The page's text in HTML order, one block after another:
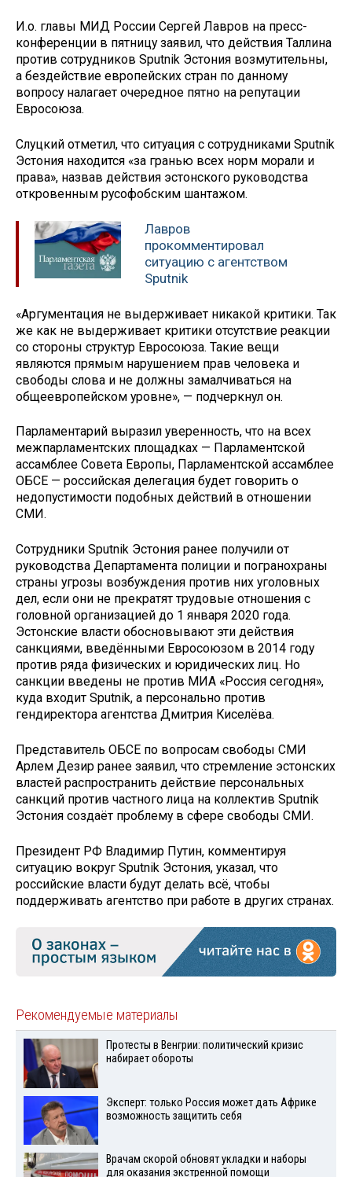
И.о. главы МИД России Сергей Лавров на пресс-
конференции в пятницу заявил, что действия Таллина
против сотрудников Sputnik Эстония возмутительны,
а бездействие европейских стран по данному
вопросу налагает очередное пятно на репутации
Евросоюза.
Слуцкий отметил, что ситуация с сотрудниками Sputnik
Эстония находится «за гранью всех норм морали и
права», назвав действия эстонского руководства
откровенным русофобским шантажом.
Лавров
прокомментировал
ситуацию с агентством
Sputnik
«Аргументация не выдерживает никакой критики. Так
же как не выдерживает критики отсутствие реакции
со стороны структур Евросоюза. Такие вещи
являются прямым нарушением прав человека и
свободы слова и не должны замалчиваться на
общеевропейском уровне», — подчеркнул он.
Парламентарий выразил уверенность, что на всех
межпарламентских площадках — Парламентской
ассамблее Совета Европы, Парламентской ассамблее
ОБСЕ — российская делегация будет говорить о
недопустимости подобных действий в отношении
СМИ.
Сотрудники Sputnik Эстония ранее получили от
руководства Департамента полиции и погранохраны
страны угрозы возбуждения против них уголовных
дел, если они не прекратят трудовые отношения с
головной организацией до 1 января 2020 года.
Эстонские власти обосновывают эти действия
санкциями, введёнными Евросоюзом в 2014 году
против ряда физических и юридических лиц. Но
санкции введены не против МИА «Россия сегодня»,
куда входит Sputnik, а персонально против
гендиректора агентства Дмитрия Киселёва.
Представитель ОБСЕ по вопросам свободы СМИ
Арлем Дезир ранее заявил, что стремление эстонских
властей распространить действие персональных
санкций против частного лица на коллектив Sputnik
Эстония создаёт проблему в сфере свободы СМИ.
Президент РФ Владимир Путин, комментируя
ситуацию вокруг Sputnik Эстония, указал, что
российские власти будут делать всё, чтобы
поддерживать агентство при работе в других странах.
Рекомендуемые материалы
Протесты в Венгрии: политический кризис
набирает обороты
Эксперт: только Россия может дать Африке
возможность защитить себя
Врачам скорой обновят укладки и наборы
для оказания экстренной помощи